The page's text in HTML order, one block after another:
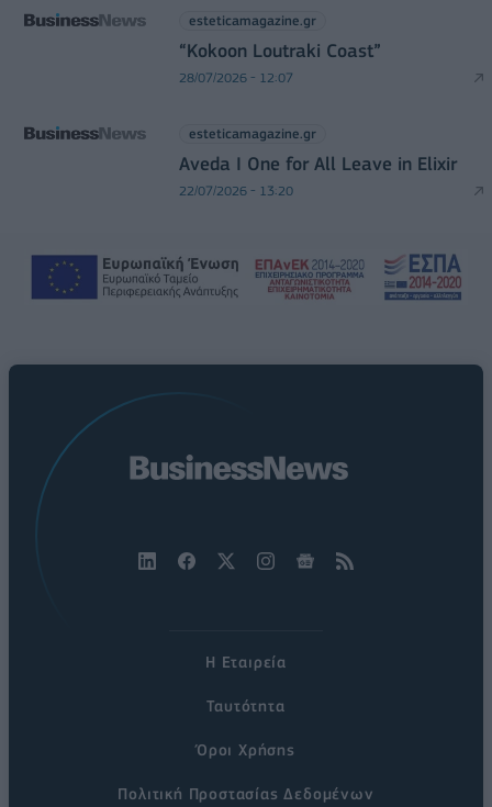
esteticamagazine.gr
“Kokoon Loutraki Coast”
28/07/2026 - 12:07
esteticamagazine.gr
Aveda I One for All Leave in Elixir
22/07/2026 - 13:20
Η Εταιρεία
Ταυτότητα
Όροι Χρήσης
Πολιτική Προστασίας Δεδομένων